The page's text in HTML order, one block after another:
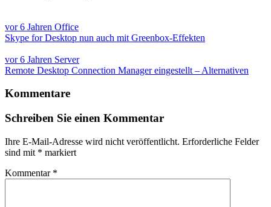
vor 6 Jahren Office
Skype for Desktop nun auch mit Greenbox-Effekten
vor 6 Jahren Server
Remote Desktop Connection Manager eingestellt – Alternativen
Kommentare
Schreiben Sie einen Kommentar
Ihre E-Mail-Adresse wird nicht veröffentlicht. Erforderliche Felder
sind mit * markiert
Kommentar *